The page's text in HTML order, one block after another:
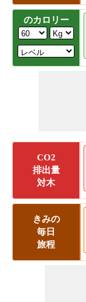
のカロリー
CO2
排出量
対木
きみの
毎日
旅程